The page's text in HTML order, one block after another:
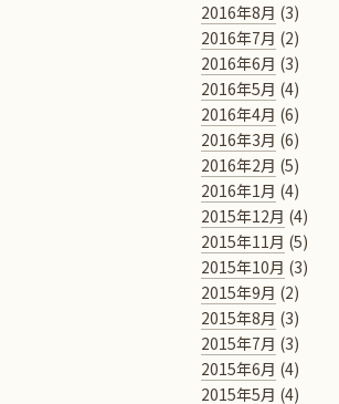
2016年8月 (3)
2016年7月 (2)
2016年6月 (3)
2016年5月 (4)
2016年4月 (6)
2016年3月 (6)
2016年2月 (5)
2016年1月 (4)
2015年12月 (4)
2015年11月 (5)
2015年10月 (3)
2015年9月 (2)
2015年8月 (3)
2015年7月 (3)
2015年6月 (4)
2015年5月 (4)